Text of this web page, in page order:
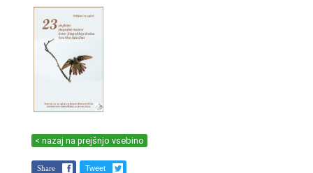
< nazaj na prejšnjo vsebino
Share Tweet